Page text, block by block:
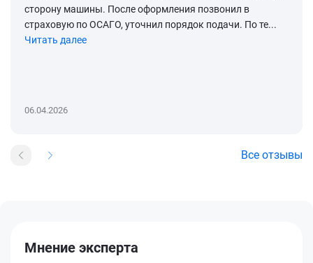
сторону машины. После оформления позвонил в
страховую по ОСАГО, уточнил порядок подачи. По те...
Читать далее
06.04.2026
Все отзывы
Мнение эксперта